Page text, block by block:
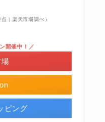
| 楽天市場調べ）
開催中！／
ピング